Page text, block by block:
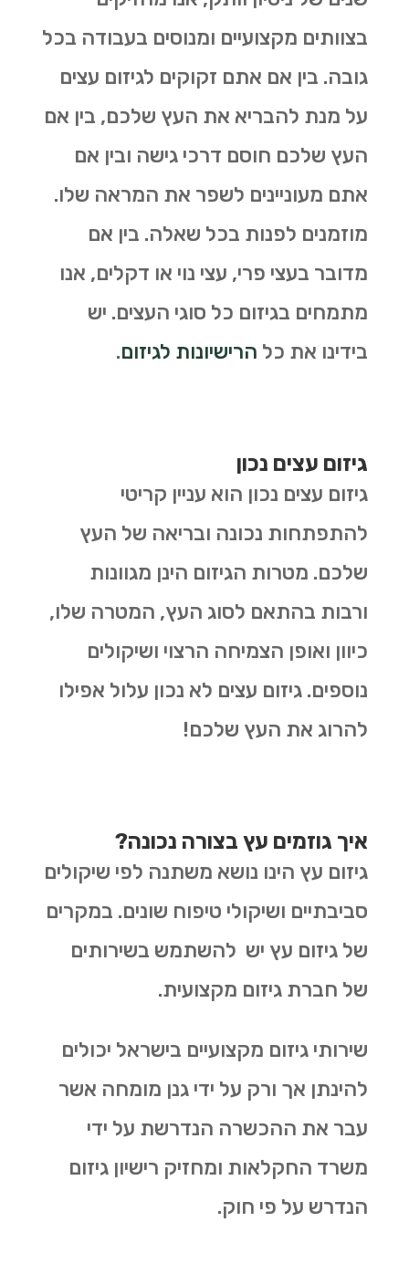
בצוותים מקצועיים ומנוסים בעבודה בכל
גובה. בין אם אתם זקוקים לגיזום עצים
על מנת להבריא את העץ שלכם, בין אם
העץ שלכם חוסם דרכי גישה ובין אם
אתם מעוניינים לשפר את המראה שלו.
מוזמנים לפנות בכל שאלה. בין אם
מדובר בעצי פרי, עצי נוי או דקלים, אנו
מתמחים בגיזום כל סוגי העצים. יש
בידינו את כל הרישיונות לגיזום.
גיזום עצים נכון
גיזום עצים נכון הוא עניין קריטי
להתפתחות נכונה ובריאה של העץ
שלכם. מטרות הגיזום הינן מגוונות
ורבות בהתאם לסוג העץ, המטרה שלו,
כיוון ואופן הצמיחה הרצוי ושיקולים
נוספים. גיזום עצים לא נכון עלול אפילו
להרוג את העץ שלכם!
איך גוזמים עץ בצורה נכונה?
גיזום עץ הינו נושא משתנה לפי שיקולים
סביבתיים ושיקולי טיפוח שונים. במקרים
של גיזום עץ יש להשתמש בשירותים
של חברת גיזום מקצועית.
שירותי גיזום מקצועיים בישראל יכולים
להינתן אך ורק על ידי גנן מומחה אשר
עבר את ההכשרה הנדרשת על ידי
משרד החקלאות ומחזיק רישיון גיזום
הנדרש על פי חוק.